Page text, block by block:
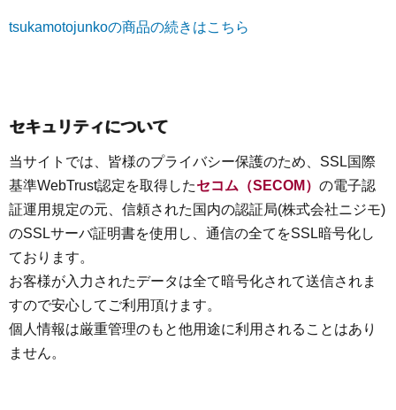
tsukamotojunkoの商品の続きはこちら
セキュリティについて
当サイトでは、皆様のプライバシー保護のため、SSL国際
基準WebTrust認定を取得したセコム（SECOM） の電子認
証運用規定の元、信頼された国内の認証局(株式会社ニジモ)
のSSLサーバ証明書を使用し、通信の全てをSSL暗号化し
ております。
お客様が入力されたデータは全て暗号化されて送信されま
すので安心してご利用頂けます。
個人情報は厳重管理のもと他用途に利用されることはあり
ません。